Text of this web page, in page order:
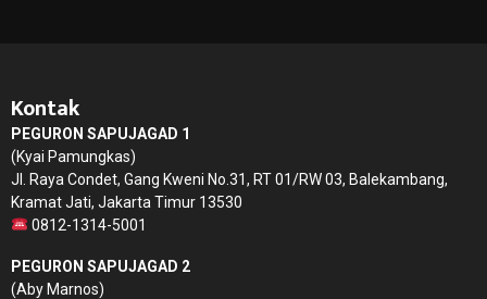
Kontak
PEGURON SAPUJAGAD 1
(Kyai Pamungkas)
Jl. Raya Condet, Gang Kweni No.31, RT 01/RW 03, Balekambang,
Kramat Jati, Jakarta Timur 13530
0812-1314-5001
PEGURON SAPUJAGAD 2
(Aby Marnos)